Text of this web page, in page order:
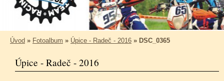
Úvod » Fotoalbum » Úpice - Radeč - 2016 » DSC_0365
Úpice - Radeč - 2016